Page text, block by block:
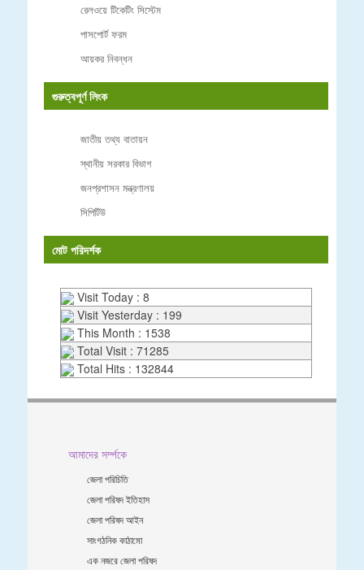
রেলওয়ে টিকেটিং সিস্টেম
পাসপোর্ট ফরম
আয়কর নিবন্ধন
গুরুত্বপূর্ণ লিংক
জাতীয় তথ্য বাতায়ন
স্থানীয় সরকার বিভাগ
জনপ্রশাসন মন্ত্রণালয়
সিপিটিউ
মোট পরিদর্শক
Visit Today : 8
Visit Yesterday : 199
This Month : 1538
Total Visit : 71285
Total Hits : 132844
আমাদের সর্ম্পকে
জেলা পরিচিতি
জেলা পরিষদ ইতিহাস
জেলা পরিষদ আইন
সাংগঠনিক কাঠামো
এক নজরে জেলা পরিষদ